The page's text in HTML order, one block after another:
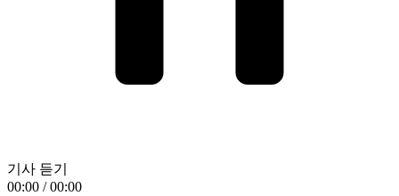
기사 듣기
00:00 / 00:00